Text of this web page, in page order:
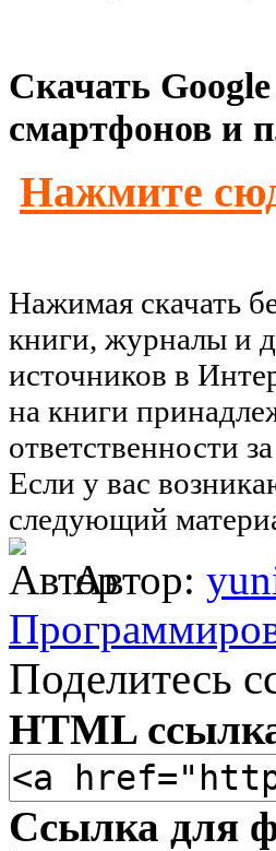
Скачать
смартфонов и
Нажмите
Нажимая скачать
книги, журналы и
источников в
на книги
ответственности
Если у вас
следующий
Автор:
Поделитесь
HTML
Ссылка для